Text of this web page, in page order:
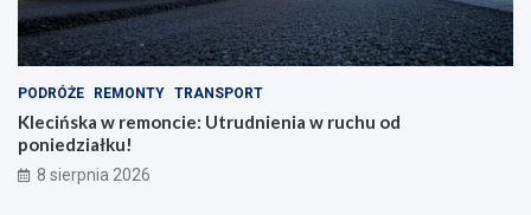
e
m
PODRÓŻE REMONTY TRANSPORT
Klecińska w remoncie: Utrudnienia w ruchu od
poniedziałku!
8 sierpnia 2026